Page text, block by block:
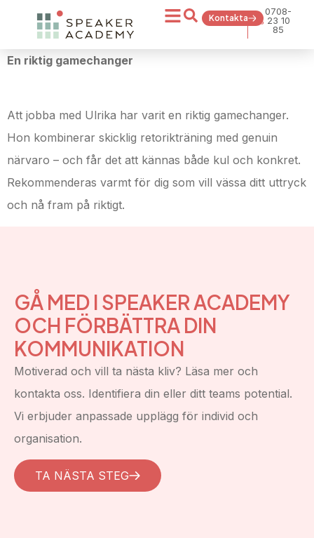
Kontakta
0708-
23 10
85
En riktig gamechanger
Att jobba med Ulrika har varit en riktig gamechanger.
Hon kombinerar skicklig retorikträning med genuin
närvaro – och får det att kännas både kul och konkret.
Rekommenderas varmt för dig som vill vässa ditt uttryck
och nå fram på riktigt.
GÅ MED I SPEAKER ACADEMY
OCH FÖRBÄTTRA DIN
KOMMUNIKATION
Motiverad och vill ta nästa kliv? Läsa mer och
kontakta oss. Identifiera din eller ditt teams potential.
Vi erbjuder anpassade upplägg för individ och
organisation.
TA NÄSTA STEG